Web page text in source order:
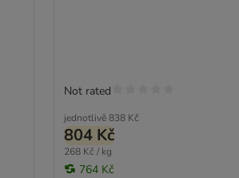
jednotlivě 838 Kč
804 Kč
268 Kč / kg
764 Kč
Not rated